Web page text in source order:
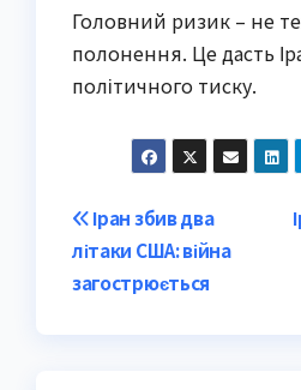
Головний ризик – не
полонення. Це дасть
політичного тиску.
Post
navigation
Іран збив два
літаки США: війна
загострюється